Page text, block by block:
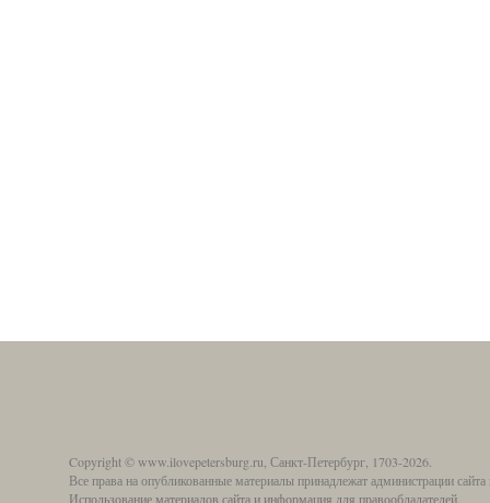
Copyright © www.ilovepetersburg.ru, Санкт-Петербург, 1703-2026.
Все права на опубликованные материалы принадлежат администрации
Использование материалов сайта и информация для правообладателей.